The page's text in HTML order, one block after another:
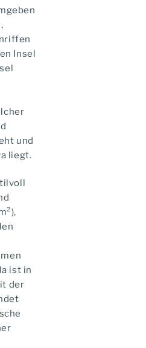
Insel
und
liegt.
ist in
der